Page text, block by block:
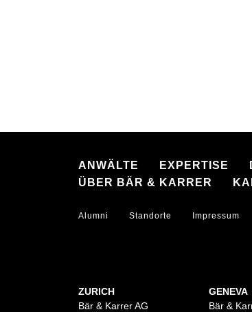
ANWÄLTE EXPERTISE
ÜBER BÄR & KARRER
Alumni Standorte Impressum
ZURICH
Bär & Karrer AG
GENEVA
Bär &